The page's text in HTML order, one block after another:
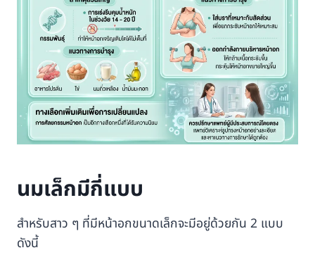
นมเล็กมีกี่แบบ
สำหรับสาว ๆ ที่มีหน้าอกขนาดเล็กจะมีอยู่ด้วยกัน 2 แบบ
ดังนี้